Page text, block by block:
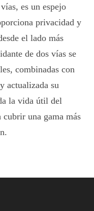
es un espejo
privacidad y
el lado más
de dos vías se
combinadas con
actualizada su
la vida útil del
cubrir una gama más